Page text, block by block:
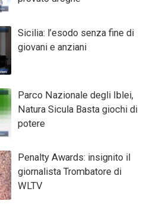
Sicilia: l’esodo senza fine di
giovani e anziani
Parco Nazionale degli Iblei,
Natura Sicula Basta giochi di
potere
Penalty Awards: insignito il
giornalista Trombatore di
WLTV